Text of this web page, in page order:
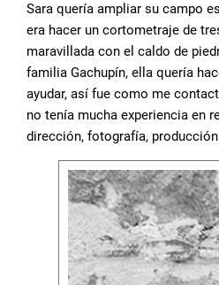
Sara quería ampliar su campo
era hacer un cortometraje de
maravillada con el caldo de
familia Gachupín, ella quería
ayudar, así fue como me
no tenía mucha experiencia en
dirección, fotografía,